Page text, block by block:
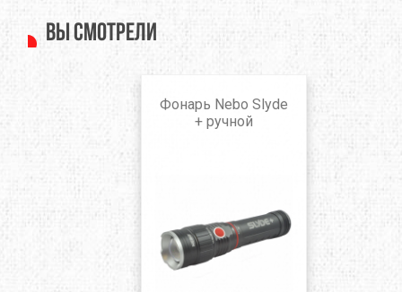
Вы смотрели
Фонарь Nebo Slyde
+ ручной